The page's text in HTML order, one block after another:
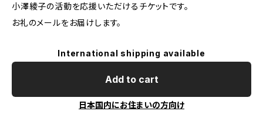
小澤綾子の活動を応援いただけるチケットです。
お礼のメールをお届けします。
International shipping available
Add to cart
日本国内にお住まいの方向け